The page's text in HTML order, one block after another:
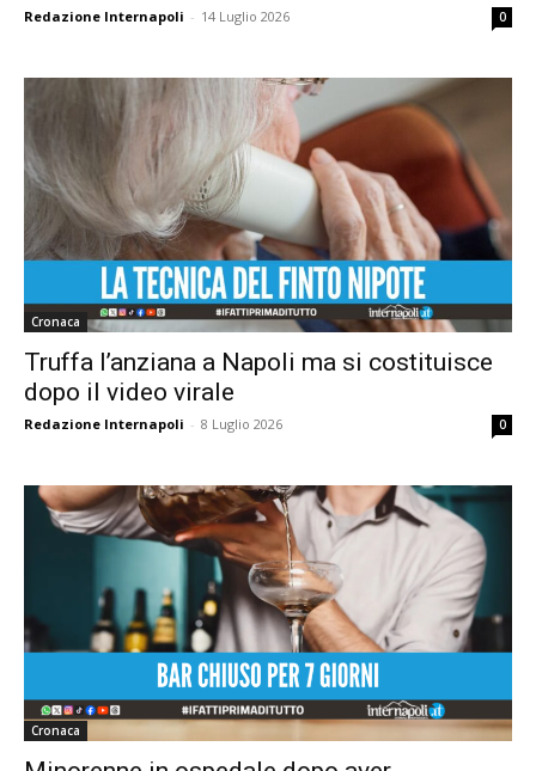
Redazione Internapoli - 14 Luglio 2026 0
Cronaca
Truffa l’anziana a Napoli ma si costituisce
dopo il video virale
Redazione Internapoli - 8 Luglio 2026 0
Cronaca